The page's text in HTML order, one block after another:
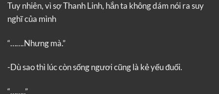
Tuy nhiên, vì sợ Thanh Linh, hắn ta không dám nói ra suy
nghĩ của mình
“…….Nhưng mà.”
-Dù sao thì lúc còn sống ngươi cũng là kẻ yếu đuối.
“……..”